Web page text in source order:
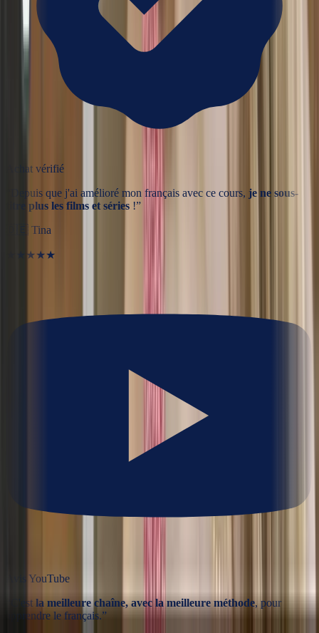
Achat vérifié
Depuis que j'ai amélioré mon français avec ce cours, je ne sous-
titre plus les films et séries !”
🇩🇪 Tina
★★★★★
Avis YouTube
C'est la meilleure chaîne, avec la meilleure méthode, pour
apprendre le français.”